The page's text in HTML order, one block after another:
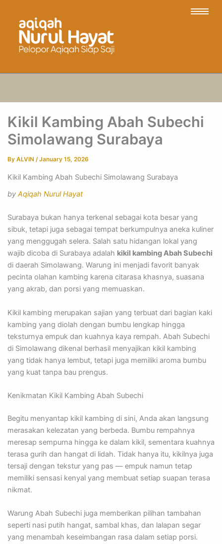
Kikil Kambing Abah Subechi
Simolawang Surabaya
By ALVIN /January 15, 2026
Kikil Kambing Abah Subechi Simolawang Surabaya
by Aqiqah Nurul Hayat
Surabaya bukan hanya terkenal sebagai kota besar yang
sibuk, tetapi juga sebagai tempat berkumpulnya aneka kuliner
yang menggugah selera. Salah satu hidangan lokal yang
wajib dicoba di Surabaya adalah kikil kambing Abah Subechi
di daerah Simolawang. Warung ini menjadi favorit banyak
pecinta olahan kambing karena citarasa khasnya, suasana
yang akrab, dan porsi yang memuaskan.
Kikil kambing merupakan sajian yang terbuat dari bagian kaki
kambing yang diolah dengan bumbu lengkap hingga
teksturnya empuk dan kuahnya kaya rempah. Abah Subechi
di Simolawang dikenal berhasil menyajikan kikil kambing
yang tidak hanya lembut, tetapi juga memiliki aroma bumbu
yang kuat tanpa bau prengus.
Kenikmatan Kikil Kambing Abah Subechi
Begitu menyantap kikil kambing di sini, Anda akan langsung
merasakan kelezatan yang berbeda. Bumbu rempahnya
meresap sempurna hingga ke dalam kikil, sementara kuahnya
terasa gurih dan hangat di lidah. Tidak hanya itu, kikilnya juga
tersaji dengan tekstur yang pas — empuk namun tetap
memiliki sensasi kenyal yang membuat setiap suapan terasa
nikmat.
Warung Abah Subechi juga memberikan pilihan tambahan
seperti nasi putih hangat, sambal khas, dan lalapan segar
yang menambah keseimbangan rasa dalam setiap porsi.